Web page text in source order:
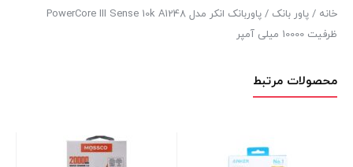
خانه / پاور بانک
/ پاوربانک انکر مدل PowerCore III Sense 10k A1248
ظرفیت 10000 میلی‌ آمپر
محصولات مرتبط